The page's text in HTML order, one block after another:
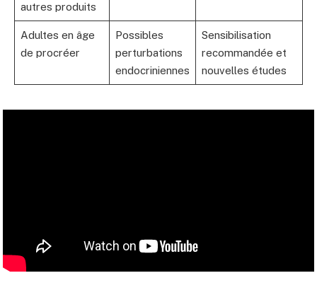
autres produits
Adultes en âge
de procréer
Possibles
perturbations
endocriniennes
Sensibilisation
recommandée et
nouvelles études